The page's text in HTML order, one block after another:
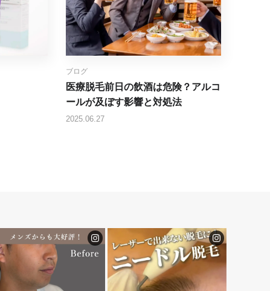
ブログ
医療脱毛前日の飲酒は危険？アルコ
ールが及ぼす影響と対処法
2025.06.27